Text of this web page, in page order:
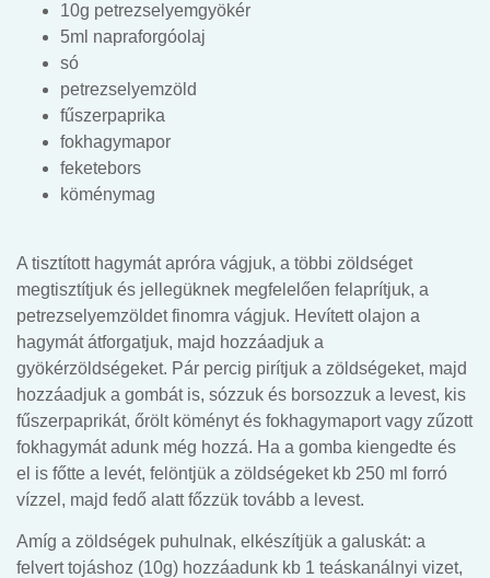
10g petrezselyemgyökér
5ml napraforgóolaj
só
petrezselyemzöld
fűszerpaprika
fokhagymapor
feketebors
köménymag
A tisztított hagymát apróra vágjuk, a többi zöldséget
megtisztítjuk és jellegüknek megfelelően felaprítjuk, a
petrezselyemzöldet finomra vágjuk. Hevített olajon a
hagymát átforgatjuk, majd hozzáadjuk a
gyökérzöldségeket. Pár percig pirítjuk a zöldségeket, majd
hozzáadjuk a gombát is, sózzuk és borsozzuk a levest, kis
fűszerpaprikát, őrölt köményt és fokhagymaport vagy zűzott
fokhagymát adunk még hozzá. Ha a gomba kiengedte és
el is főtte a levét, felöntjük a zöldségeket kb 250 ml forró
vízzel, majd fedő alatt főzzük tovább a levest.
Amíg a zöldségek puhulnak, elkészítjük a galuskát: a
felvert tojáshoz (10g) hozzáadunk kb 1 teáskanálnyi vizet,